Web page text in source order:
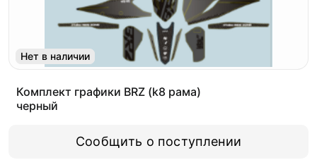
Нет в наличии
Комплект графики BRZ (k8 рама)
черный
Сообщить о поступлении